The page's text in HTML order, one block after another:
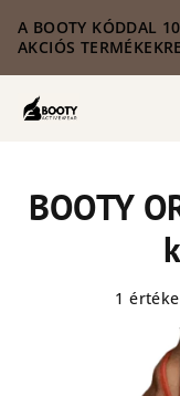
tartalomhoz
A BOOTY KÓDDAL
AKCIÓS
BOOTY
A
1